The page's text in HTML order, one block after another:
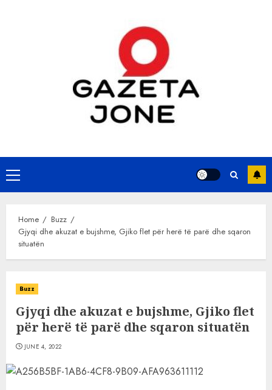
Primary
Menu
Home
Buzz
Gjyqi dhe akuzat e bujshme, Gjiko flet për herë të parë dhe sqaron
situatën
Buzz
Gjyqi dhe akuzat e bujshme, Gjiko flet
për herë të parë dhe sqaron situatën
JUNE 4, 2022